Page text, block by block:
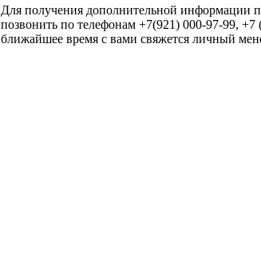
Для получения дополнительной информации
позвонить по телефонам +7(921) 000-97-99,
ближайшее время с вами свяжется личный